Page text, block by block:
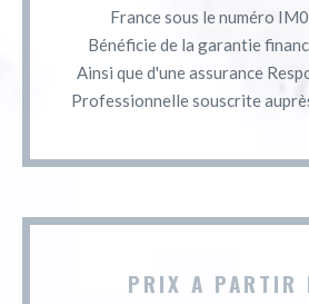
France sous le numéro
Bénéficie de la garantie
Ainsi que d'une assurance
Professionnelle souscrite
PRIX A PARTIR